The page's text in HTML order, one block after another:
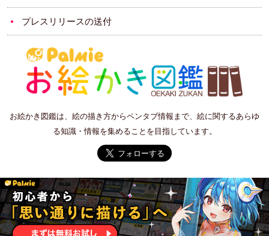
プレスリリースの送付
お絵かき図鑑は、絵の描き方からペンタブ情報まで、絵に関するあらゆ
る知識・情報を集めることを目指しています。